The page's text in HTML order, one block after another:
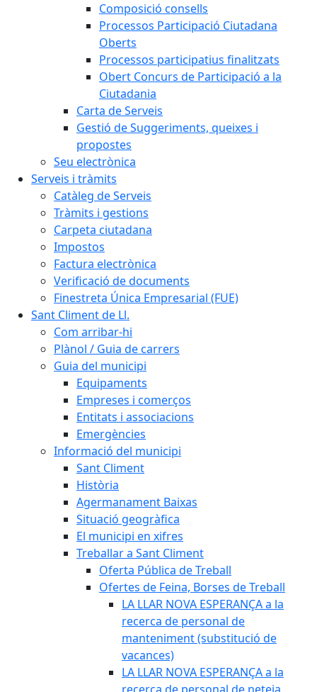
Composició consells
Processos Participació Ciutadana
Oberts
Processos participatius finalitzats
Obert Concurs de Participació a la
Ciutadania
Carta de Serveis
Gestió de Suggeriments, queixes i
propostes
Seu electrònica
Serveis i tràmits
Catàleg de Serveis
Tràmits i gestions
Carpeta ciutadana
Impostos
Factura electrònica
Verificació de documents
Finestreta Única Empresarial (FUE)
Sant Climent de Ll.
Com arribar-hi
Plànol / Guia de carrers
Guia del municipi
Equipaments
Empreses i comerços
Entitats i associacions
Emergències
Informació del municipi
Sant Climent
Història
Agermanament Baixas
Situació geogràfica
El municipi en xifres
Treballar a Sant Climent
Oferta Pública de Treball
Ofertes de Feina, Borses de Treball
LA LLAR NOVA ESPERANÇA a la
recerca de personal de
manteniment (substitució de
vacances)
LA LLAR NOVA ESPERANÇA a la